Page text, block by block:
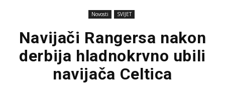
Novosti SVIJET
Navijači Rangersa nakon
derbija hladnokrvno ubili
navijača Celtica